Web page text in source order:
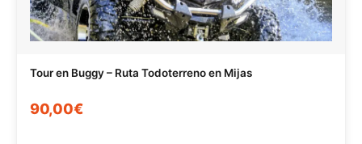
Tour en Buggy – Ruta Todoterreno en Mijas
90,00€